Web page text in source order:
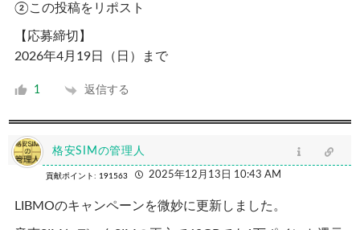
②この投稿をリポスト
【応募締切】
2026年4月19日（日）まで
1 返信する
格安SIMの管理人
貢献ポイント: 191563 2025年12月13日 10:43 AM
LIBMOのキャンペーンを微妙に更新しました。